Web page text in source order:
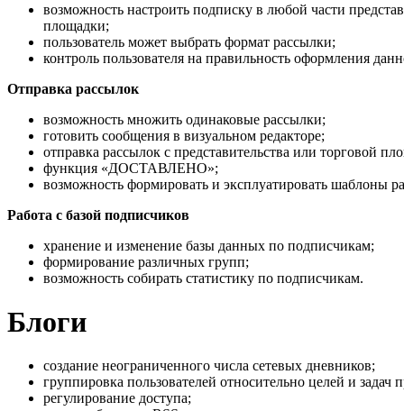
возможность настроить подписку в любой части
площадки;
пользователь может выбрать формат рассылки;
контроль пользователя на правильность оформления
Отправка рассылок
возможность множить одинаковые рассылки;
готовить сообщения в визуальном редакторе;
отправка рассылок с представительства или торговой
функция «ДОСТАВЛЕНО»;
возможность формировать и эксплуатировать шаблоны
Работа с базой подписчиков
хранение и изменение базы данных по подписчикам;
формирование различных групп;
возможность собирать статистику по подписчикам.
Блоги
создание неограниченного числа сетевых дневников;
группировка пользователей относительно целей и задач
регулирование доступа;